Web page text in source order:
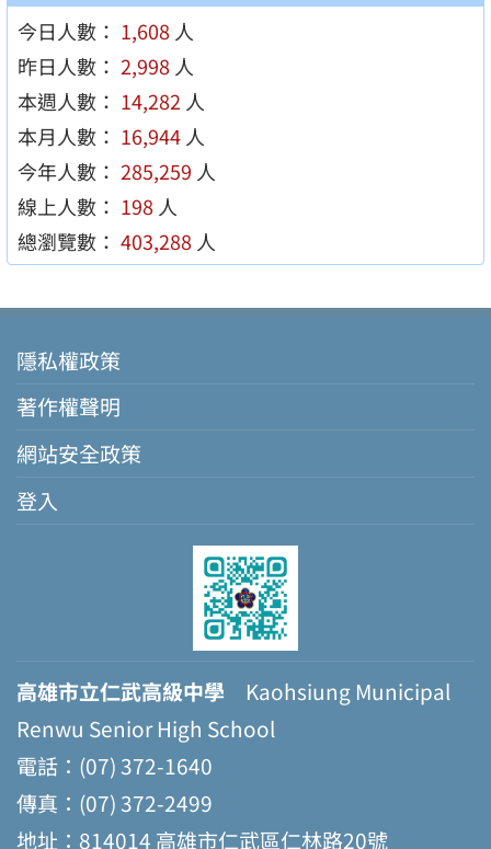
今日人數： 1,608 人
昨日人數： 2,998 人
本週人數： 14,282 人
本月人數： 16,944 人
今年人數： 285,259 人
線上人數： 198 人
總瀏覽數： 403,288 人
隱私權政策
著作權聲明
網站安全政策
登入
高雄市立仁武高級中學 Kaohsiung Municipal
Renwu Senior High School
電話：(07) 372-1640
傳真：(07) 372-2499
地址：814014 高雄市仁武區仁林路20號